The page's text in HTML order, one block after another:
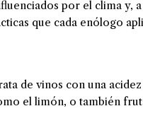
por el clima y,
que cada enólogo
de vinos con una
el limón, o también